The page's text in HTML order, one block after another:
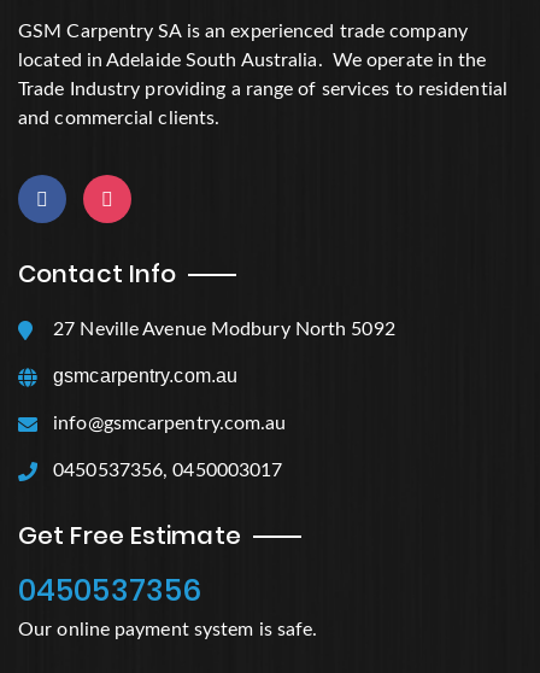
GSM Carpentry SA is an experienced trade company
located in Adelaide South Australia. We operate in the
Trade Industry providing a range of services to residential
and commercial clients.
Contact Info
27 Neville Avenue Modbury North 5092
gsmcarpentry.com.au
info@gsmcarpentry.com.au
0450537356, 0450003017
Get Free Estimate
0450537356
Our online payment system is safe.